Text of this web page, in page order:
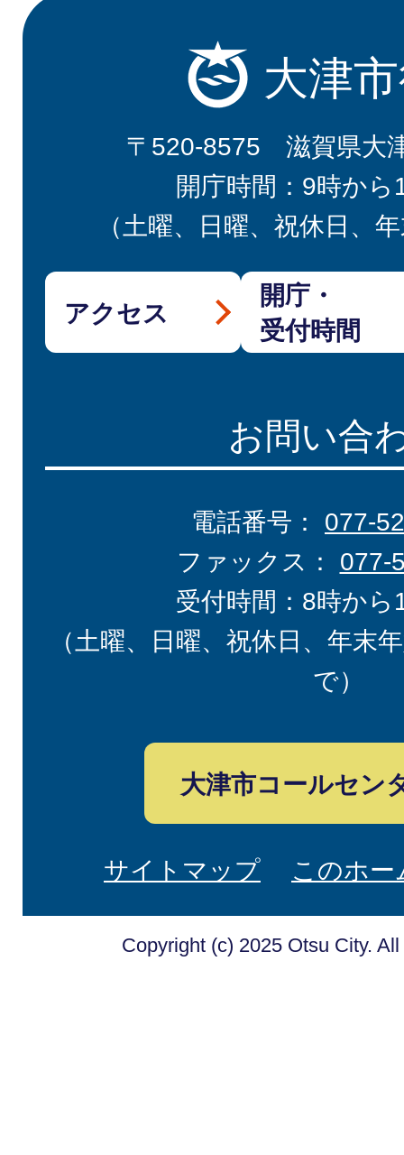
大津
〒520-8575 滋賀県大
開庁時間：9時から
（土曜、日曜、祝休日、
アクセス
開庁・
受付時間
お問い合
電話番号： 077-
ファックス： 077-
受付時間：8時から
（土曜、日曜、祝休日、年末
で）
大津市コールセン
サイトマップ このホ
Copyright (c) 2025 Otsu City.